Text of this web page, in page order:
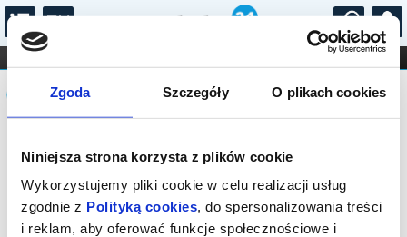
Zgoda Szczegóły O plikach cookies
Niniejsza strona korzysta z plików cookie
Wykorzystujemy pliki cookie w celu realizacji usług
zgodnie z Polityką cookies, do spersonalizowania treści
i reklam, aby oferować funkcje społecznościowe i
...
FILHARMONIA OPERA I BALET
STAND-UP
DLA DZIECI
Komunikat
Sprzedaż biletów na niniejsze
wydarzenie została zakończona. Zapytaj
w Kasie instytucji o dostępność biletów
na wydarzenie.